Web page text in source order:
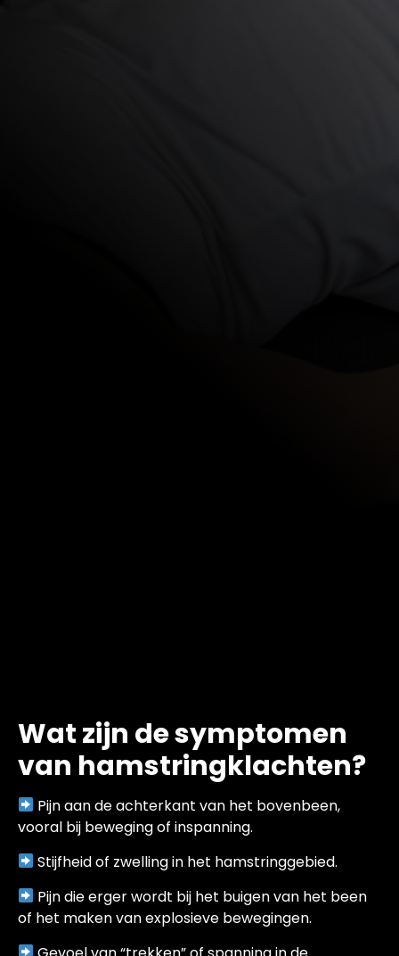
Wat zijn de symptomen
van hamstringklachten?
Pijn aan de achterkant van het bovenbeen,
vooral bij beweging of inspanning.
Stijfheid of zwelling in het hamstringgebied.
Pijn die erger wordt bij het buigen van het been
of het maken van explosieve bewegingen.